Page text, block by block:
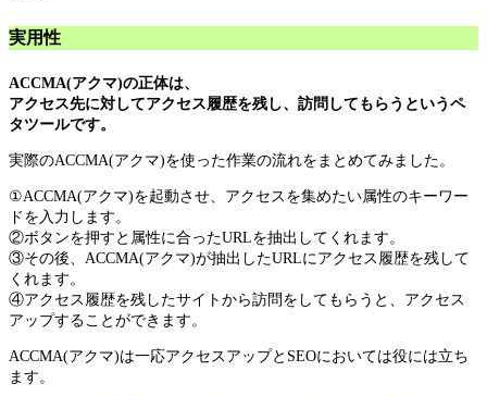
実用性
ACCMA(アクマ)の正体は、
アクセス先に対してアクセス履歴を残し、訪問してもらうというペ
タツールです。
実際のACCMA(アクマ)を使った作業の流れをまとめてみました。
①ACCMA(アクマ)を起動させ、アクセスを集めたい属性のキーワー
ドを入力します。
②ボタンを押すと属性に合ったURLを抽出してくれます。
③その後、ACCMA(アクマ)が抽出したURLにアクセス履歴を残して
くれます。
④アクセス履歴を残したサイトから訪問をしてもらうと、アクセス
アップすることができます。
ACCMA(アクマ)は一応アクセスアップとSEOにおいては役には立ち
ます。